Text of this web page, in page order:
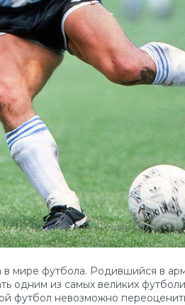
мире футбола. Родившийся в
одним из самых великих
футбол невозможно